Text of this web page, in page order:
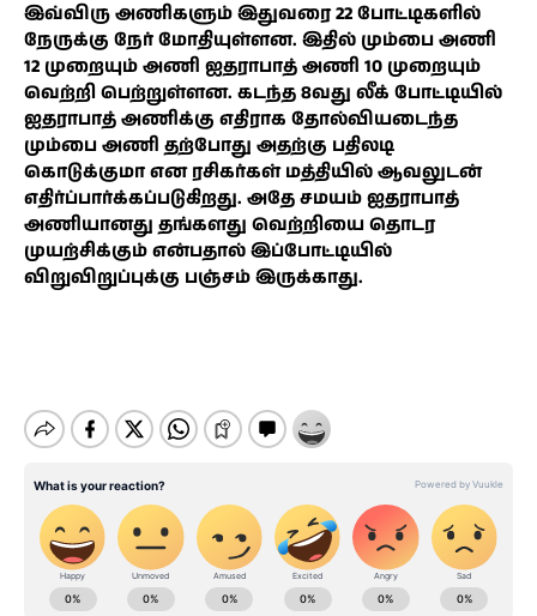
இவ்விரு அணிகளும் இதுவரை 22 போட்டிகளில்
நேருக்கு நேர் மோதியுள்ளன. இதில் மும்பை அணி
12 முறையும் அணி ஐதராபாத் அணி 10 முறையும்
வெற்றி பெற்றுள்ளன. கடந்த 8வது லீக் போட்டியில்
ஐதராபாத் அணிக்கு எதிராக தோல்வியடைந்த
மும்பை அணி தற்போது அதற்கு பதிலடி
கொடுக்குமா என ரசிகர்கள் மத்தியில் ஆவலுடன்
எதிர்ப்பார்க்கப்படுகிறது. அதே சமயம் ஐதராபாத்
அணியானது தங்களது வெற்றியை தொடர
முயற்சிக்கும் என்பதால் இப்போட்டியில்
விறுவிறுப்புக்கு பஞ்சம் இருக்காது.